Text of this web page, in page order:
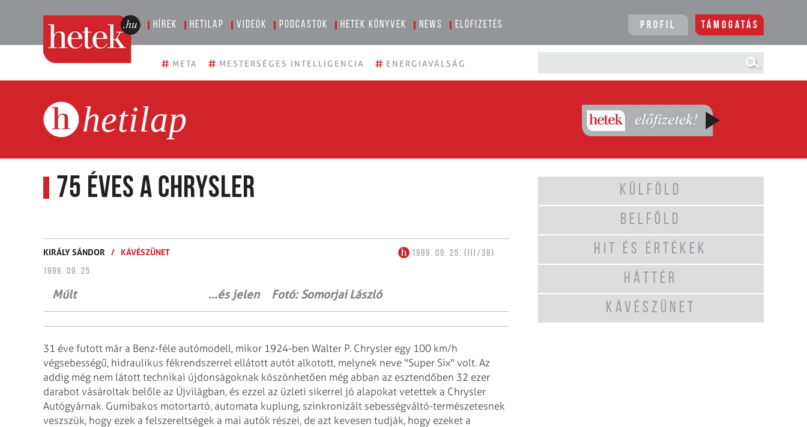
Hírek Hetilap Videók Podcastok Hetek könyvek News Előfizetés Profil Támogatás
# META # MESTERSÉGES INTELLIGENCIA # ENERGIAVÁLSÁG
hetilap
75 éves a Chrysler
KIRÁLY SÁNDOR / KÁVÉSZÜNET
1999. 09. 25. (III/38)
1999. 09. 25.
Múlt ...és jelen Fotó: Somorjai László
31 éve futott már a Benz-féle autómodell, mikor 1924-ben Walter P. Chrysler egy 100 km/h
végsebességű, hidraulikus fékrendszerrel ellátott autót alkotott, melynek neve "Super Six" volt. Az
addig még nem látott technikai újdonságoknak köszönhetően még abban az esztendőben 32 ezer
darabot vásároltak belőle az Újvilágban, és ezzel az üzleti sikerrel jó alapokat vetettek a Chrysler
Autógyárnak. Gumibakos motortartó, automata kuplung, szinkronizált sebességváltó-természetesnek
veszszük, hogy ezek a felszereltségek a mai autók részei, de azt kevesen tudják, hogy ezeket a
KÜLFÖLD
BELFÖLD
HIT ÉS ÉRTÉKEK
HÁTTÉR
KÁVÉSZÜNET